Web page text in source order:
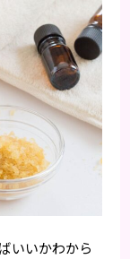
いいかわから